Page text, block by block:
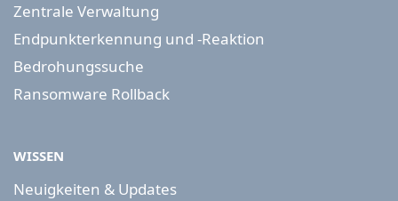
Zentrale Verwaltung
Endpunkterkennung und -Reaktion
Bedrohungssuche
Ransomware Rollback
WISSEN
Neuigkeiten & Updates